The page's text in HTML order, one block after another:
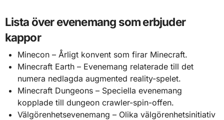
Lista över evenemang som erbjuder
kappor
Minecon – Årligt konvent som firar Minecraft.
Minecraft Earth – Evenemang relaterade till det
numera nedlagda augmented reality-spelet.
Minecraft Dungeons – Speciella evenemang
kopplade till dungeon crawler-spin-offen.
Välgörenhetsevenemang – Olika välgörenhetsinitiativ